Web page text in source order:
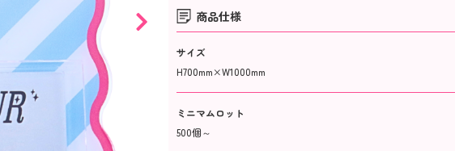
商品仕様
サイズ
H700mm×W1000mm ​
ミニマムロット
500個～